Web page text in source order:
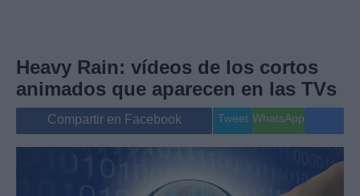
Internacional
Viajes
Gente
Musica
Heavy Rain: vídeos de los cortos
animados que aparecen en las TVs
Compartir en Facebook Tweet WhatsApp